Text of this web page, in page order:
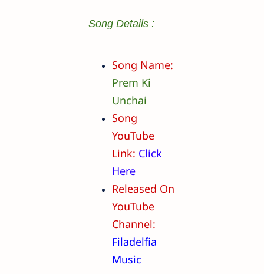
Song Details :
Song Name:
Prem Ki
Unchai
Song
YouTube
Link: Click
Here
Released On
YouTube
Channel:
Filadelfia
Music